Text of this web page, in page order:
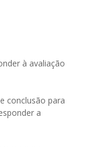
à avaliação
conclusão para
a